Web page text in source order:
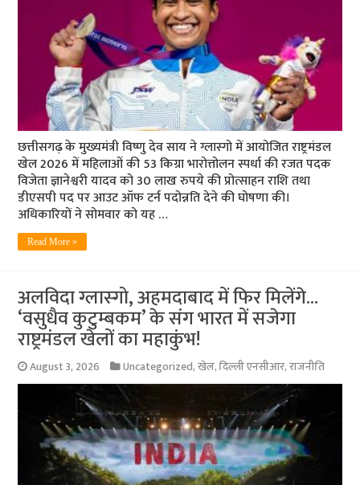
छत्तीसगढ़ के मुख्यमंत्री विष्णु देव साय ने ग्लास्गो में आयोजित राष्ट्रमंडल
खेल 2026 में महिलाओं की 53 किग्रा भारोत्तोलन स्पर्धा की रजत पदक
विजेता ज्ञानेश्वरी यादव को 30 लाख रुपये की प्रोत्साहन राशि तथा
डीएसपी पद पर आउट ऑफ टर्न पदोन्नति देने की घोषणा की।
अधिकारियों ने सोमवार को यह …
Read More »
अलविदा ग्लास्गो, अहमदाबाद में फिर मिलेंगे…
‘वसुधैव कुटुम्बकम’ के संग भारत में सजेगा
राष्ट्रमंडल खेलों का महाकुंभ!
August 3, 2026 Uncategorized,खेल,दिल्ली एनसीआर,राजनीति